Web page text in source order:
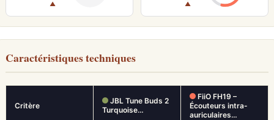
▲ ▲
Caractéristiques techniques
Critère
JBL Tune Buds 2
Turquoise…
FiiO FH19 –
Écouteurs intra-
auriculaires…